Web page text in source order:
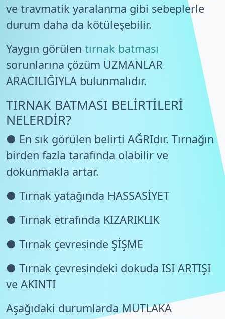
ve travmatik yaralanma gibi sebeplerle
durum daha da kötüleşebilir.
Yaygın görülen tırnak batması
sorunlarına çözüm UZMANLAR
ARACILIĞIYLA bulunmalıdır.
TIRNAK BATMASI BELİRTİLERİ
NELERDİR?
● En sık görülen belirti AĞRIdır. Tırnağın
birden fazla tarafında olabilir ve
dokunmakla artar.
● Tırnak yatağında HASSASİYET
● Tırnak etrafında KIZARIKLIK
● Tırnak çevresinde ŞİŞME
● Tırnak çevresindeki dokuda ISI ARTIŞI
ve AKINTI
Aşağıdaki durumlarda MUTLAKA